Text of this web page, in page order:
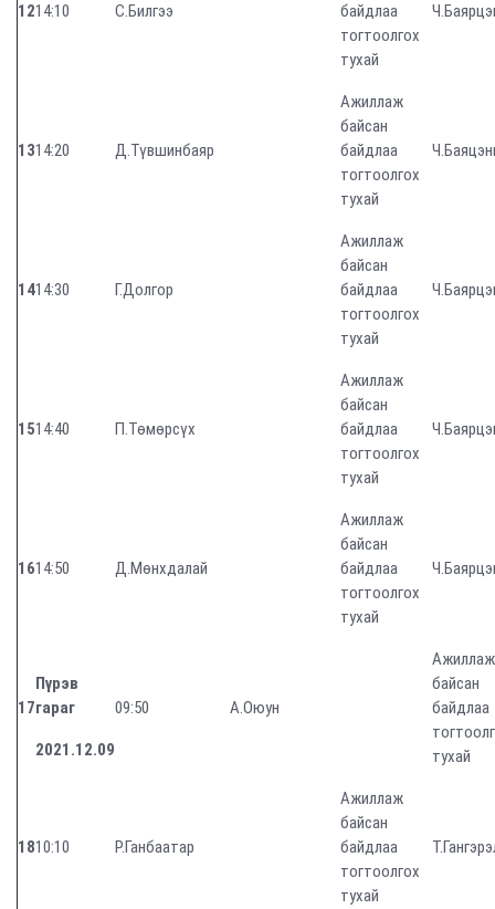
1214:10 С.Билгээ
байдлаа
тогтоолгох
тухай
1314:20 Д.Түвшинбаяр
Ажиллаж
байсан
байдлаа
тогтоолгох
тухай
1414:30 Г.Долгор
Ажиллаж
байсан
байдлаа
тогтоолгох
тухай
1514:40 П.Төмөрсүх
Ажиллаж
байсан
байдлаа
тогтоолгох
тухай
1614:50 Д.Мөнхдалай
Ажиллаж
байсан
байдлаа
тогтоолгох
тухай
17
Пүрэв
гараг
2021.12.09
09:50 А.Оюун
Ажиллаж
байсан
байдлаа
тухай
1810:10 Р.Ганбаатар
Ажиллаж
байсан
байдлаа
тогтоолгох
тухай